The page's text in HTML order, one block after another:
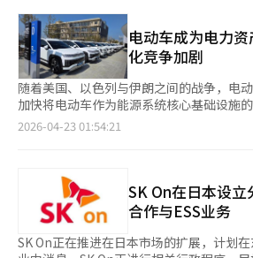
进具备价格竞争力的全固态电池的试生产。 然而，业内人士指
出，北美生产补贴的缩减可能性以及电动
业绩的关键变量。尽管ESS已成为新的增长
的盈利未恢复之前，完全摆脱对补贴的依赖
球三元电池市场的主导权。”
第二。CALB和高轩分别实现了超过30%的
松下以9.1GWh位列第六。业内分析认为，
续增长，但中国企业主导的供应链扩张和
池企业的盈利能力带来压力。未来的竞争
客户和产品组合，以及开发新的需求来源
（ESS）。※ 本报道经人工智能（AI）系
战略速度的过程中，重新审视供应合同的
单的谈判问题，还意味着整个行业的需求
的负担也在增加。SK On在大规模设备投资
态。以扩大生产能力为前提的长期供应合
意义。然而，如果市场走势与预期不符，
务风险。合同的重新审视反映了这一现实
别企业的问题。最近，全球电池行业纷纷
建设、重新谈判合同条件。需求增长率放缓
衡和盈利能力变得更加重要。SK On与日
这一变化。
电动车成为电力
化竞争加剧
随着美国、以色列与伊朗之间的战争，电
加快将电动车作为能源系统核心基础设施
消息，韩国、英国、美国、日本和荷兰等
低的夜间进行充电，在高峰时段将电池电
效率，车主还可获得充电费减免等激励。
等可再生能源占比高的地区，V2G技术的
源经济性和电网稳定性的解决方案。◆全球
入和制度基础建设加速英国通过简化程序
2026-04-23 01:54:21
SK On在日本设
合作与ESS业务
SK On正在推进在日本市场的扩展，计划